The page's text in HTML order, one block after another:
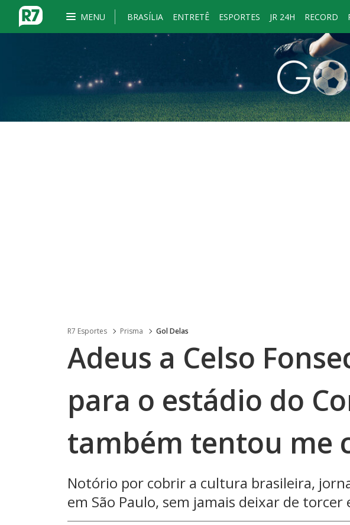
MENU BRASÍLIA ENTRETÊ ESPORTES JR 24H RECORD
R7 Esportes Prisma Gol Delas
Adeus a Celso
para o estádio do
também tentou me
Notório por cobrir a cultura brasileira,
em São Paulo, sem jamais deixar de